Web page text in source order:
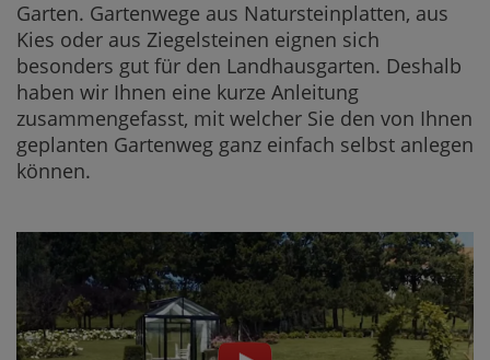
Garten. Gartenwege aus Natursteinplatten, aus
Kies oder aus Ziegelsteinen eignen sich
besonders gut für den Landhausgarten. Deshalb
haben wir Ihnen eine kurze Anleitung
zusammengefasst, mit welcher Sie den von Ihnen
geplanten Gartenweg ganz einfach selbst anlegen
können.